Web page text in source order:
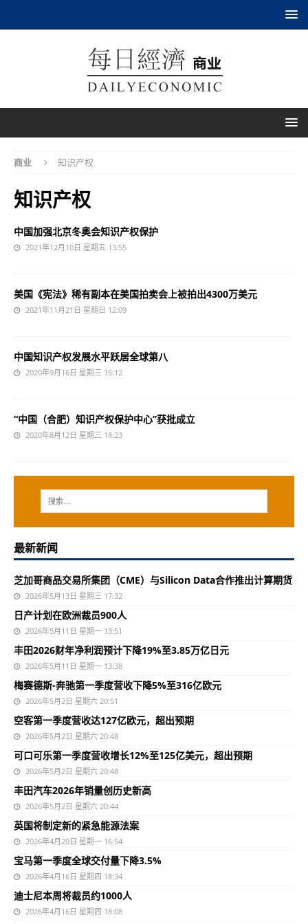
商业 知识产权
知识产权
中国加强北京冬奥会知识产权保护
2021年12月10日 星期五 13:55
美国《宪法》稀有副本在美国拍卖会上被拍出4300万美元
2021年11月21日 星期日 12:09
中国知识产权发展水平跃居全球第八
2020年9月16日 星期三 15:12
“中国（合肥）知识产权保护中心”获批成立
2020年8月12日 星期三 18:23
最新新闻
芝加哥商品交易所集团（CME）与Silicon Data合作推出计算期货
2026年5月13日 星期三 17:32
日产计划在欧洲裁员900人
2026年5月11日 星期一 13:51
丰田2026财年净利润预计下降19%至3.85万亿日元
2026年5月11日 星期一 13:38
梅赛德斯-奔驰第一季度营收下降5%至316亿欧元
2026年5月2日 星期六 20:51
空客第一季度营收达127亿欧元，超出预期
2026年5月2日 星期六 20:48
可口可乐第一季度营收增长12%至125亿美元，超出预期
2026年5月2日 星期六 20:48
丰田汽车2026年销量创历史新高
2026年5月2日 星期六 20:44
英国将制定新的紧急能源法案
2026年4月20日 星期一 16:54
宝马第一季度全球交付量下降3.5%
2026年4月16日 星期四 18:34
迪士尼本周将裁员约1000人
2026年4月16日 星期四 18:08